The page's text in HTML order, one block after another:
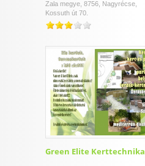
Zala megye, 8756, Nagyrécse,
Kossuth út 70.
Green Elite Kerttechnika